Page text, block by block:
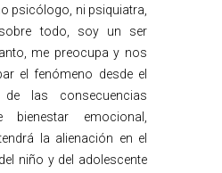
psicólogo, ni psiquiatra,
todo, soy un ser
me preocupa y nos
el fenómeno desde el
las consecuencias
bienestar emocional,
la alienación en el
niño y del adolescente